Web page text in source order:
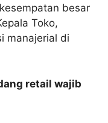
besar
Toko,
manajerial di
retail wajib